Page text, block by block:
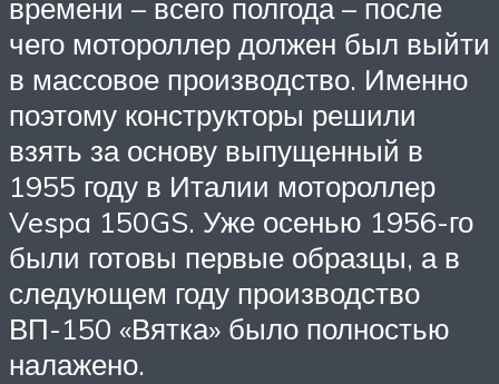
времени – всего полгода – после
чего мотороллер должен был выйти
в массовое производство. Именно
поэтому конструкторы решили
взять за основу выпущенный в
1955 году в Италии мотороллер
Vespa 150GS. Уже осенью 1956-го
были готовы первые образцы, а в
следующем году производство
ВП-150 «Вятка» было полностью
налажено.